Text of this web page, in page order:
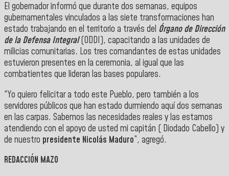
El gobernador informó que durante dos semanas, equipos
gubernamentales vinculados a las siete transformaciones han
estado trabajando en el territorio a través del Órgano de Dirección
de la Defensa Integral(ODDI), capacitando a las unidades de
milicias comunitarias. Los tres comandantes de estas unidades
estuvieron presentes en la ceremonia, al igual que las
combatientes que lideran las bases populares.
“Yo quiero felicitar a todo este Pueblo, pero también a los
servidores públicos que han estado durmiendo aquí dos semanas
en las carpas. Sabemos las necesidades reales y las estamos
atendiendo con el apoyo de usted mi capitán ( Diodado Cabello) y
de nuestro presidente Nicolás Maduro”, agregó.
REDACCIÓN MAZO